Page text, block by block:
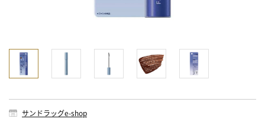
サンドラッグe-shop